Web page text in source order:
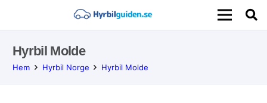
Hyrbil Molde
Hem Hyrbil Norge Hyrbil Molde